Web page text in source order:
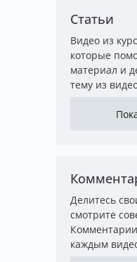
Статьи
Видео из
которые
материал и
тему из
Делитесь
смотрите
каждым